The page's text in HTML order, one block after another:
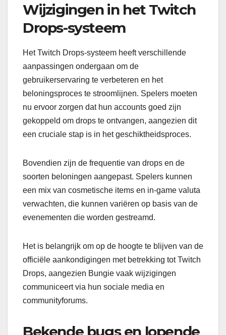
Wijzigingen in het Twitch
Drops-systeem
Het Twitch Drops-systeem heeft verschillende
aanpassingen ondergaan om de
gebruikerservaring te verbeteren en het
beloningsproces te stroomlijnen. Spelers moeten
nu ervoor zorgen dat hun accounts goed zijn
gekoppeld om drops te ontvangen, aangezien dit
een cruciale stap is in het geschiktheidsproces.
Bovendien zijn de frequentie van drops en de
soorten beloningen aangepast. Spelers kunnen
een mix van cosmetische items en in-game valuta
verwachten, die kunnen variëren op basis van de
evenementen die worden gestreamd.
Het is belangrijk om op de hoogte te blijven van de
officiële aankondigingen met betrekking tot Twitch
Drops, aangezien Bungie vaak wijzigingen
communiceert via hun sociale media en
communityforums.
Bekende bugs en lopende